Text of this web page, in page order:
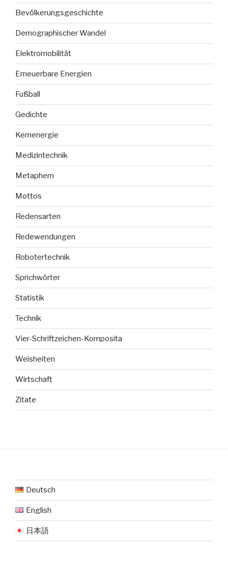
Bevölkerungsgeschichte
Demographischer Wandel
Elektromobilität
Erneuerbare Energien
Fußball
Gedichte
Kernenergie
Medizintechnik
Metaphern
Mottos
Redensarten
Redewendungen
Robotertechnik
Sprichwörter
Statistik
Technik
Vier-Schriftzeichen-Komposita
Weisheiten
Wirtschaft
Zitate
Deutsch
English
日本語